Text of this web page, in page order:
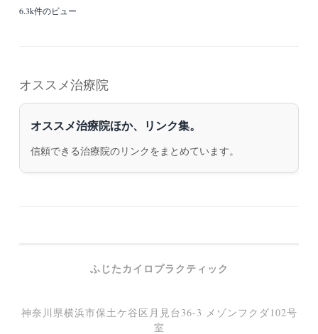
6.3k件のビュー
オススメ治療院
オススメ治療院ほか、リンク集。
信頼できる治療院のリンクをまとめています。
ふじたカイロプラクティック
神奈川県横浜市保土ケ谷区月見台36-3 メゾンフクダ102号
室